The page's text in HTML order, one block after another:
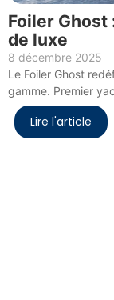
Foiler
de luxe
8 décembre 2025
Le Foiler Ghost
gamme. Premier
Lire l'article